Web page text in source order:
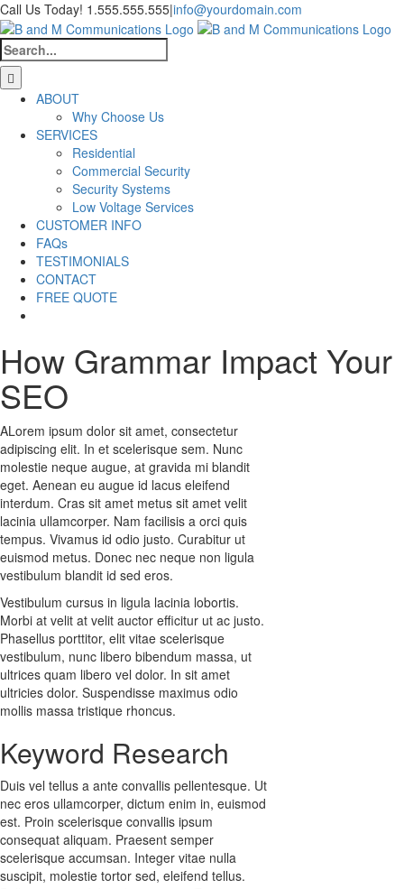
Skip
to
content
Call Us Today! 1.555.555.555|info@yourdomain.com
Facebook
X
YouTube
Instagram
Search
for:
ABOUT
Why Choose Us
SERVICES
Residential
Commercial Security
Security Systems
Low Voltage Services
CUSTOMER INFO
FAQs
TESTIMONIALS
CONTACT
FREE QUOTE
How Grammar Impact Your
SEO
ALorem ipsum dolor sit amet, consectetur
adipiscing elit. In et scelerisque sem. Nunc
molestie neque augue, at gravida mi blandit
eget. Aenean eu augue id lacus eleifend
interdum. Cras sit amet metus sit amet velit
lacinia ullamcorper. Nam facilisis a orci quis
tempus. Vivamus id odio justo. Curabitur ut
euismod metus. Donec nec neque non ligula
vestibulum blandit id sed eros.
Vestibulum cursus in ligula lacinia lobortis.
Morbi at velit at velit auctor efficitur ut ac justo.
Phasellus porttitor, elit vitae scelerisque
vestibulum, nunc libero bibendum massa, ut
ultrices quam libero vel dolor. In sit amet
ultricies dolor. Suspendisse maximus odio
mollis massa tristique rhoncus.
Keyword Research
Duis vel tellus a ante convallis pellentesque. Ut
nec eros ullamcorper, dictum enim in, euismod
est. Proin scelerisque convallis ipsum
consequat aliquam. Praesent semper
scelerisque accumsan. Integer vitae nulla
suscipit, molestie tortor sed, eleifend tellus.